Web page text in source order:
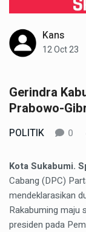
Kans
12 Oct 23
Gerindra
Prabowo-
POLITIK 0
Kota Sukabumi.
Cabang (DPC)
mendeklarasikan
Rakabuming maju
presiden pada